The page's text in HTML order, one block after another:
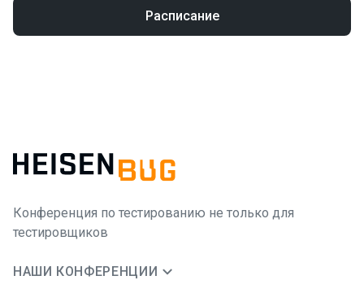
Расписание
Конференция по тестированию не только для
тестировщиков
НАШИ КОНФЕРЕНЦИИ